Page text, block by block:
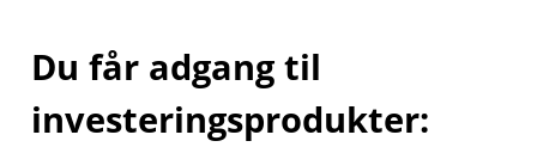
Du får adgang til
investeringsprodukter: